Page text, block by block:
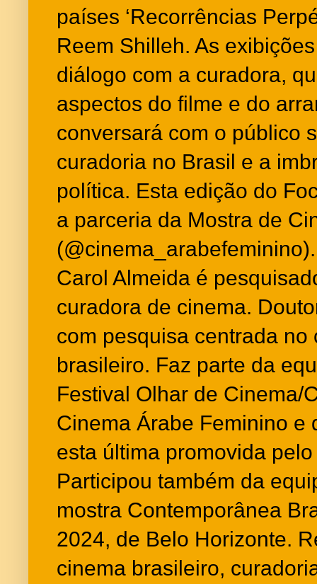
países ‘Recorrências
Reem Shilleh. As
diálogo com a curadora,
aspectos do filme e do
conversará com o público
curadoria no Brasil e a
política. Esta edição do
a parceria da Mostra de
(@cinema_arabefeminino).
Carol Almeida é
curadora de cinema.
com pesquisa centrada
brasileiro. Faz parte da
Festival Olhar de Cinema/
Cinema Árabe Feminino e
esta última promovida
Participou também da
mostra Contemporânea
2024, de Belo Horizonte.
cinema brasileiro,